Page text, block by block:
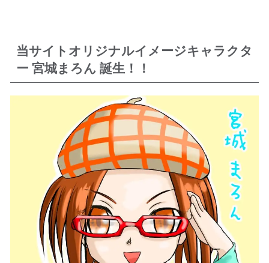
当サイトオリジナルイメージキャラクタ
ー 宮城まろん 誕生！！